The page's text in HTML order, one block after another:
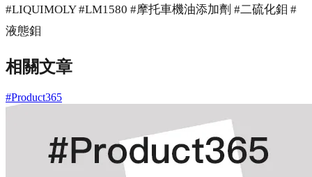
#LIQUIMOLY #LM1580 #摩托車機油添加劑 #二硫化鉬 #
液態鉬
相關文章
#Product365